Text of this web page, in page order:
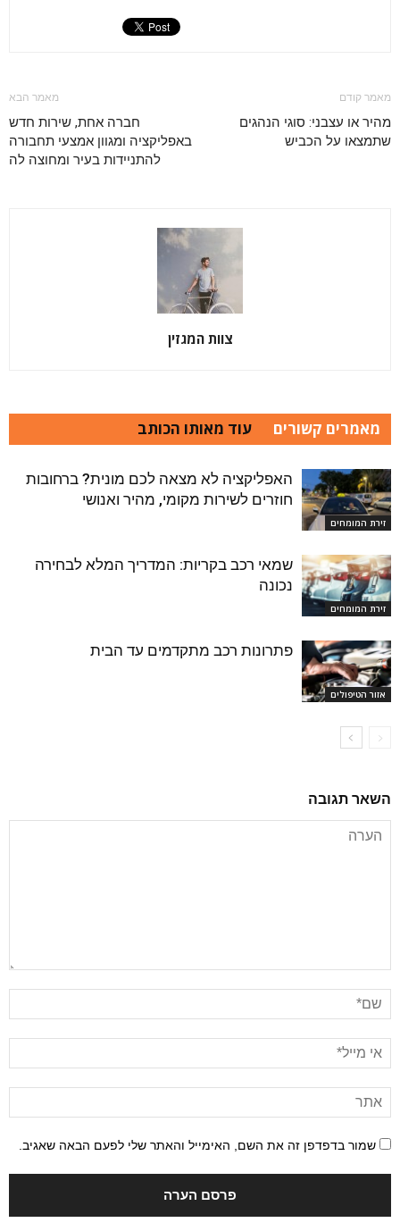
מאמר קודם
מהיר או עצבני: סוגי הנהגים
שתמצאו על הכביש
מאמר הבא
חברה אחת, שירות חדש
באפליקציה ומגוון אמצעי תחבורה
להתניידות בעיר ומחוצה לה
צוות המגזין
מאמרים קשורים עוד מאותו הכותב
זירת המומחים
האפליקציה לא מצאה לכם מונית? ברחובות
חוזרים לשירות מקומי, מהיר ואנושי
זירת המומחים
שמאי רכב בקריות: המדריך המלא לבחירה
נכונה
אזור הטיפולים
פתרונות רכב מתקדמים עד הבית
השאר תגובה
שמור בדפדפן זה את השם, האימייל והאתר שלי לפעם הבאה שאגיב.